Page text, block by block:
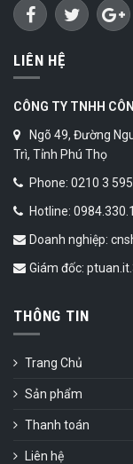
LIÊN HỆ
CÔNG TY TNHH
Ngõ 49, Đường
Trì, Tỉnh Phú Thọ
Phone: 0210 3
Hotline:
Doanh nghiệp:
Giám đốc:
THÔNG TIN
Trang Chủ
Sản phẩm
Thanh toán
Liên hệ